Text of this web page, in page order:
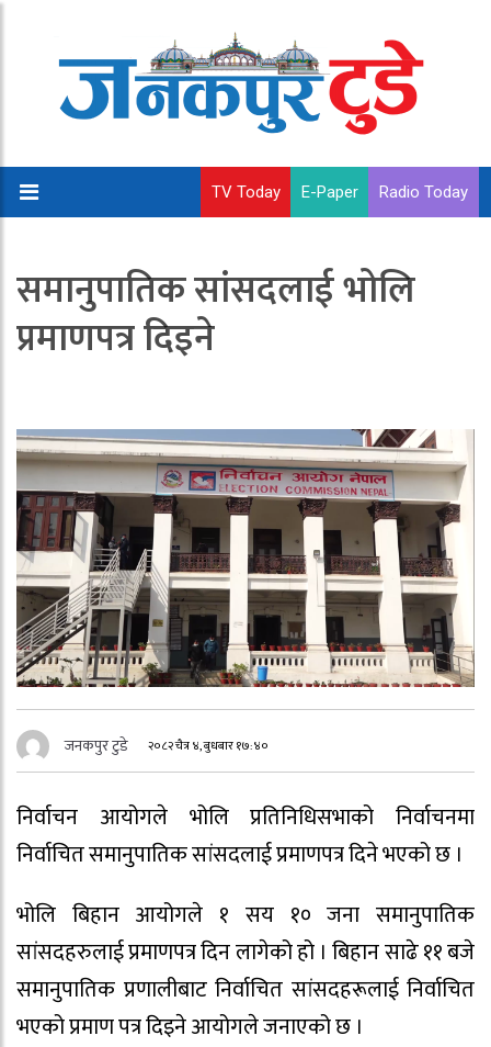
TV Today E-Paper Radio Today
समानुपातिक सांसदलाई भोलि
प्रमाणपत्र दिइने
जनकपुर टुडे २०८२ चैत्र ४, बुधबार १७:४०
निर्वाचन आयोगले भोलि प्रतिनिधिसभाको निर्वाचनमा
निर्वाचित समानुपातिक सांसदलाई प्रमाणपत्र दिने भएको छ ।
भोलि बिहान आयोगले १ सय १० जना समानुपातिक
सांसदहरुलाई प्रमाणपत्र दिन लागेको हो । बिहान साढे ११ बजे
समानुपातिक प्रणालीबाट निर्वाचित सांसदहरूलाई निर्वाचित
भएको प्रमाण पत्र दिइने आयोगले जनाएको छ ।